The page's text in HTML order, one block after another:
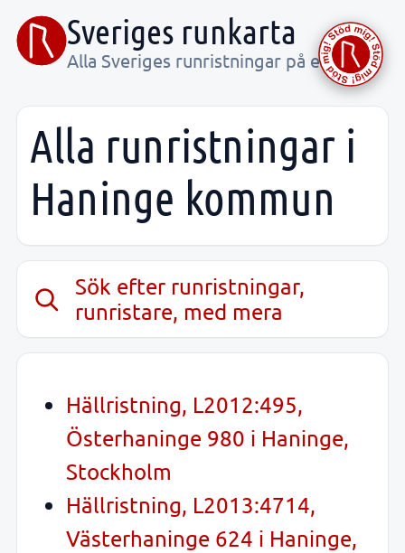
Sveriges runkarta
Alla Sveriges runristningar på ett ställe
Alla runristningar i
Haninge kommun
Sök efter runristningar,
runristare, med mera
Hällristning, L2012:495,
Österhaninge 980 i Haninge,
Stockholm
Hällristning, L2013:4714,
Västerhaninge 624 i Haninge,